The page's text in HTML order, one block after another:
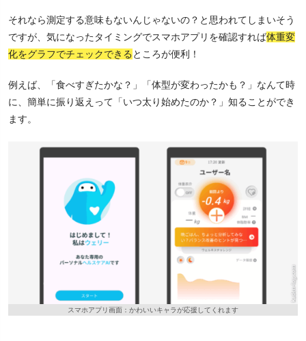
それなら測定する意味もないんじゃないの？と思われてしまいそう
ですが、気になったタイミングでスマホアプリを確認すれば体重変
化をグラフでチェックできる ところが便利！
例えば、「食べすぎたかな？」「体型が変わったかも？」なんて時
に、簡単に振り返えって「いつ太り始めたのか？」知ることができ
ます。
スマホアプリ画面：かわいいキャラが応援してくれます